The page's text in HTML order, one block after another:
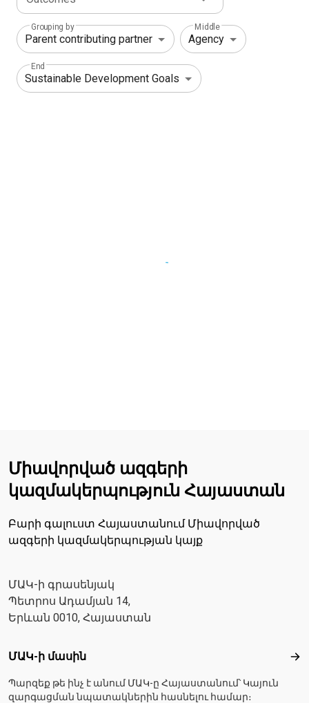
Grouping by Middle
End
Միավորված ազգերի
կազմակերպություն Հայաստան
Բարի գալուստ Հայաստանում Միավորված
ազգերի կազմակերպության կայք
ՄԱԿ-ի գրասենյակ
Պետրոս Ադամյան 14,
Երևան 0010, Հայաստան
Footer menu
ՄԱԿ-ի մասին
Պարզեք թե ինչ է անում ՄԱԿ-ը Հայաստանում՝ Կայուն
զարգացման նպատակներին հասնելու համար։